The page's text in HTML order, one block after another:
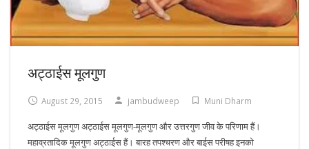
अट्ठाईस मूलगुण
August 29, 2015 jambudweep Muni Dharm
अट्ठाईस मूलगुण अट्ठाईस मूलगुण-मूलगुण और उत्तरगुण जीव के परिणाम हैं।
महाव्रतादिक मूलगुण अट्ठाईस हैं। बारह तपश्चरण और बाईस परीषह इनको